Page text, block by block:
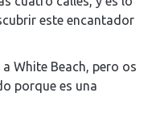
este encantador
White Beach, pero os
porque es una